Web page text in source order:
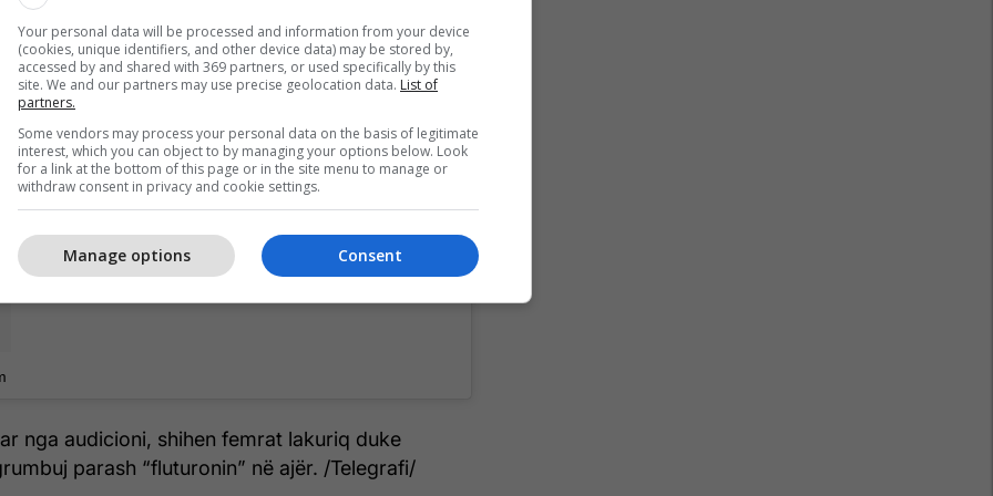
nga afër procesin e audicionit.
Gjithashtu përshëndetim edhe opinionin e
që të vijnë të ndjekin audicionin”, thuhej në
Instagram.
nga audicioni, shihen femrat lakuriq duke
parash “fluturonin” në ajër. /Telegrafi/
Your personal data will be processed and information from your device
(cookies, unique identifiers, and other device data) may be stored by,
accessed by and shared with 369 partners, or used specifically by this
site. We and our partners may use precise geolocation data. List of
partners.
Some vendors may process your personal data on the basis of legitimate
interest, which you can object to by managing your options below. Look
for a link at the bottom of this page or in the site menu to manage or
withdraw consent in privacy and cookie settings.
Consent
Manage options